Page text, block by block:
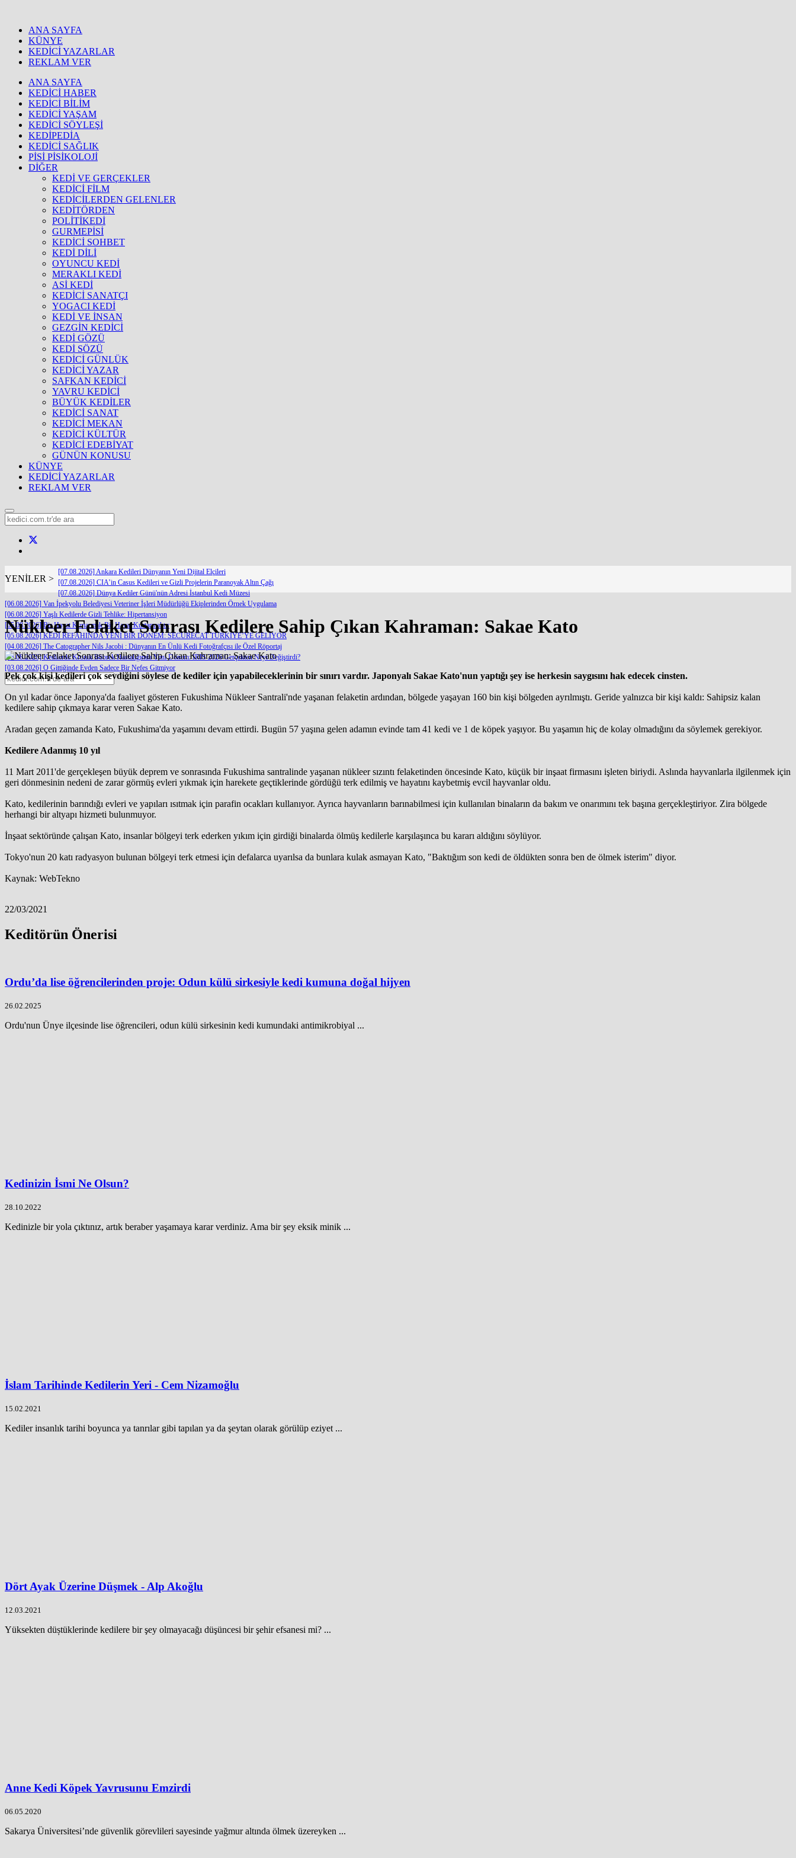
ANA SAYFA
KÜNYE
KEDİCİ YAZARLAR
REKLAM VER
ANA SAYFA
KEDİCİ HABER
KEDİCİ BİLİM
KEDİCİ YAŞAM
KEDİCİ SÖYLEŞİ
KEDİPEDİA
KEDİCİ SAĞLIK
PİSİ PİSİKOLOJİ
DİĞER
KEDİ VE GERÇEKLER
KEDİCİ FİLM
KEDİCİLERDEN GELENLER
KEDİTÖRDEN
POLİTİKEDİ
GURMEPİSİ
KEDİCİ SOHBET
KEDİ DİLİ
OYUNCU KEDİ
MERAKLI KEDİ
ASİ KEDİ
KEDİCİ SANATÇI
YOGACI KEDİ
KEDİ VE İNSAN
GEZGİN KEDİCİ
KEDİ GÖZÜ
KEDİ SÖZÜ
KEDİCİ GÜNLÜK
KEDİCİ YAZAR
SAFKAN KEDİCİ
YAVRU KEDİCİ
BÜYÜK KEDİLER
KEDİCİ SANAT
KEDİCİ MEKAN
KEDİCİ KÜLTÜR
KEDİCİ EDEBİYAT
GÜNÜN KONUSU
KÜNYE
KEDİCİ YAZARLAR
REKLAM VER
YENİLER >
[07.08.2026] Ankara Kedileri Dünyanın Yeni Dijital Elçileri
[07.08.2026] CIA’in Casus Kedileri ve Gizli Projelerin Paranoyak Altın Çağı
[07.08.2026] Dünya Kediler Günü'nün Adresi İstanbul Kedi Müzesi
[06.08.2026] Van İpekyolu Belediyesi Veteriner İşleri Müdürlüğü Ekiplerinden Örnek Uygulama
[06.08.2026] Yaşlı Kedilerde Gizli Tehlike: Hipertansiyon
[05.08.2026] Bir Hayat Kurtarmak Bir Hayat Kurtarmaktır
[05.08.2026] KEDİ REFAHINDA YENİ BİR DÖNEM: SECURECAT TÜRKİYE’YE GELİYOR
[04.08.2026] The Catographer Nils Jacobi : Dünyanın En Ünlü Kedi Fotoğrafçısı ile Özel Röportaj
[03.08.2026] Kedilerde Kronik Böbrek Hastalığında Yeni Dönem: IRIS 2026 Gerçekten Neyi Değiştirdi?
[03.08.2026] O Gittiğinde Evden Sadece Bir Nefes Gitmiyor
Nükleer Felaket Sonrası Kedilere Sahip Çıkan Kahraman: Sakae Kato
Pek çok kişi kedileri çok sevdiğini söylese de kediler için yapabileceklerinin bir sınırı vardır. Japonyalı Sakae Kato'nun yaptığı şey ise herkesin saygısını hak edecek cinsten.
On yıl kadar önce Japonya'da faaliyet gösteren Fukushima Nükleer Santrali'nde yaşanan felaketin ardından, bölgede yaşayan 160 bin kişi bölgeden ayrılmıştı. Geride yalnızca bir kişi kaldı: Sahipsiz kalan
kedilere sahip çıkmaya karar veren Sakae Kato.
Aradan geçen zamanda Kato, Fukushima'da yaşamını devam ettirdi. Bugün 57 yaşına gelen adamın evinde tam 41 kedi ve 1 de köpek yaşıyor. Bu yaşamın hiç de kolay olmadığını da söylemek gerekiyor.
Kedilere Adanmış 10 yıl
11 Mart 2011'de gerçekleşen büyük deprem ve sonrasında Fukushima santralinde yaşanan nükleer sızıntı felaketinden öncesinde Kato, küçük bir inşaat firmasını işleten biriydi. Aslında hayvanlarla ilgilenmek için
geri dönmesinin nedeni de zarar görmüş evleri yıkmak için harekete geçtiklerinde gördüğü terk edilmiş ve hayatını kaybetmiş evcil hayvanlar oldu.
Kato, kedilerinin barındığı evleri ve yapıları ısıtmak için parafin ocakları kullanıyor. Ayrıca hayvanların barınabilmesi için kullanılan binaların da bakım ve onarımını tek başına gerçekleştiriyor. Zira bölgede
herhangi bir altyapı hizmeti bulunmuyor.
İnşaat sektöründe çalışan Kato, insanlar bölgeyi terk ederken yıkım için girdiği binalarda ölmüş kedilerle karşılaşınca bu kararı aldığını söylüyor.
Tokyo'nun 20 katı radyasyon bulunan bölgeyi terk etmesi için defalarca uyarılsa da bunlara kulak asmayan Kato, "Baktığım son kedi de öldükten sonra ben de ölmek isterim" diyor.
Kaynak: WebTekno
22/03/2021
Keditörün Önerisi
Ordu’da lise öğrencilerinden proje: Odun külü sirkesiyle kedi kumuna doğal hijyen
26.02.2025
Ordu'nun Ünye ilçesinde lise öğrencileri, odun külü sirkesinin kedi kumundaki antimikrobiyal ...
Kedinizin İsmi Ne Olsun?
28.10.2022
Kedinizle bir yola çıktınız, artık beraber yaşamaya karar verdiniz. Ama bir şey eksik minik ...
İslam Tarihinde Kedilerin Yeri - Cem Nizamoğlu
15.02.2021
Kediler insanlık tarihi boyunca ya tanrılar gibi tapılan ya da şeytan olarak görülüp eziyet ...
Dört Ayak Üzerine Düşmek - Alp Akoğlu
12.03.2021
Yüksekten düștüklerinde kedilere bir şey olmayacağı düşüncesi bir şehir efsanesi mi? ...
Anne Kedi Köpek Yavrusunu Emzirdi
06.05.2020
Sakarya Üniversitesi’nde güvenlik görevlileri sayesinde yağmur altında ölmek üzereyken ...